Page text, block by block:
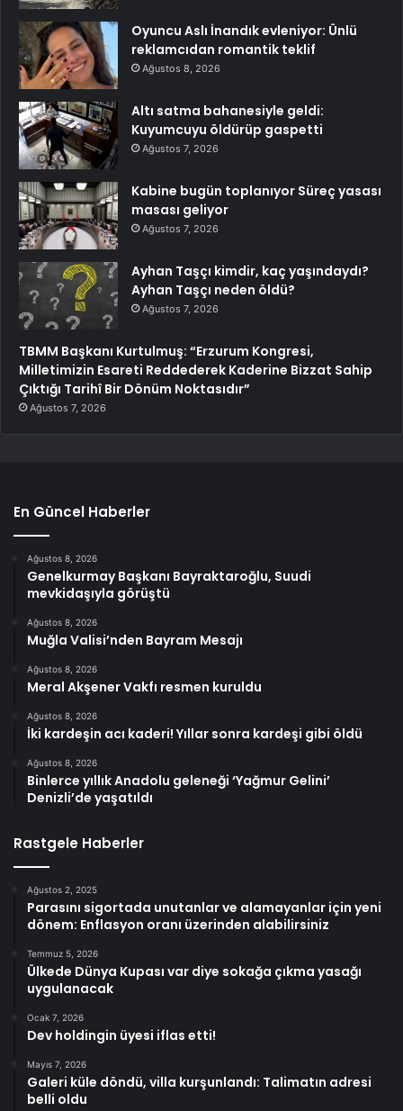
Oyuncu Aslı İnandık evleniyor: Ünlü
reklamcıdan romantik teklif
Ağustos 8, 2026
Altı satma bahanesiyle geldi:
Kuyumcuyu öldürüp gaspetti
Ağustos 7, 2026
Kabine bugün toplanıyor Süreç yasası
masası geliyor
Ağustos 7, 2026
Ayhan Taşçı kimdir, kaç yaşındaydı?
Ayhan Taşçı neden öldü?
Ağustos 7, 2026
TBMM Başkanı Kurtulmuş: “Erzurum Kongresi,
Milletimizin Esareti Reddederek Kaderine Bizzat Sahip
Çıktığı Tarihî Bir Dönüm Noktasıdır”
Ağustos 7, 2026
En Güncel Haberler
Ağustos 8, 2026
Genelkurmay Başkanı Bayraktaroğlu, Suudi
mevkidaşıyla görüştü
Ağustos 8, 2026
Muğla Valisi’nden Bayram Mesajı
Ağustos 8, 2026
Meral Akşener Vakfı resmen kuruldu
Ağustos 8, 2026
İki kardeşin acı kaderi! Yıllar sonra kardeşi gibi öldü
Ağustos 8, 2026
Binlerce yıllık Anadolu geleneği ‘Yağmur Gelini’
Denizli’de yaşatıldı
Rastgele Haberler
Ağustos 2, 2025
Parasını sigortada unutanlar ve alamayanlar için yeni
dönem: Enflasyon oranı üzerinden alabilirsiniz
Temmuz 5, 2026
Ülkede Dünya Kupası var diye sokağa çıkma yasağı
uygulanacak
Ocak 7, 2026
Dev holdingin üyesi iflas etti!
Mayıs 7, 2026
Galeri küle döndü, villa kurşunlandı: Talimatın adresi
belli oldu